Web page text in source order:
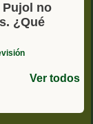
Pujol no
¿Qué
Ver todos